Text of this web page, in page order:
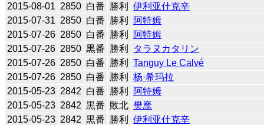
2015-08-01 2850 白番 勝利
伊利亚什克辛
2015-07-31 2850 白番 勝利
阿特姆
2015-07-26 2850 白番 勝利
阿特姆
2015-07-26 2850 黒番 勝利
タラヌカタリン
2015-07-26 2850 白番 勝利
Tanguy Le Calvé
2015-07-26 2850 白番 勝利
杨·希玛拉
2015-05-23 2842 白番 勝利
阿特姆
2015-05-23 2842 黒番 敗北 樊麾
2015-05-23 2842 黒番 勝利
伊利亚什克辛